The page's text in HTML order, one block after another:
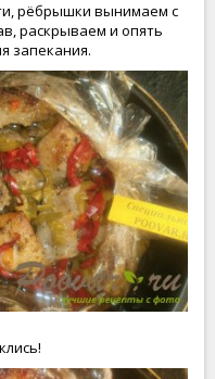
рёбрышки вынимаем с
раскрываем и опять
запекания.